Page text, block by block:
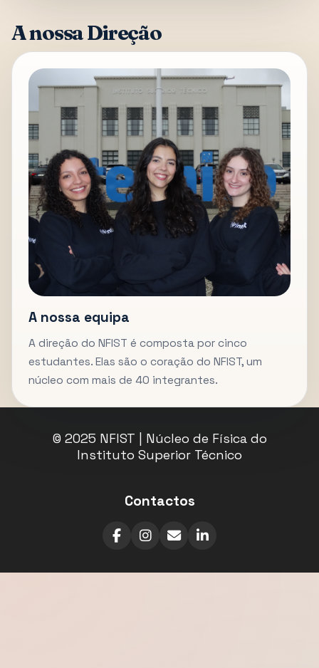
A nossa Direção
A nossa equipa
A direção do NFIST é composta por cinco
estudantes. Elas são o coração do NFIST, um
núcleo com mais de 40 integrantes.
© 2025 NFIST | Núcleo de Física do
Instituto Superior Técnico
Contactos